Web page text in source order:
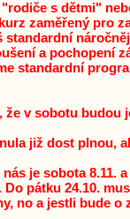
s dětmi"
zaměřený pro
standardní
a pochopení
standardní
že v sobotu
již dost plnou,
je sobota 8.11.
Do pátku 24.10.
no a jestli bude o